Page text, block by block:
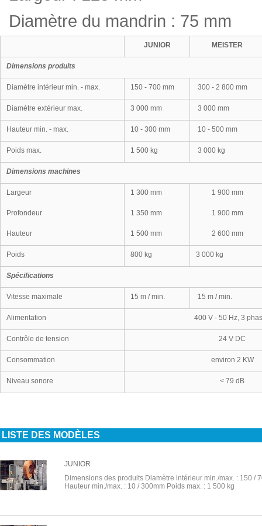
Diamètre du mandrin : 75 mm
JUNIOR MEISTER
Dimensions produits
Diamètre intérieur min. - max. 150 - 700 mm 300 - 2 800 mm
Diamètre extérieur max. 3 000 mm 3 000 mm
Hauteur min. - max. 10 - 300 mm 10 - 500 mm
Poids max. 1 500 kg 3 000 kg
Dimensions machines
Largeur
Profondeur
Hauteur
1 300 mm
1 350 mm
1 500 mm
1 900 mm
1 900 mm
2 600 mm
Poids 800 kg 3 000 kg
Spécifications
Vitesse maximale 15 m / min. 15 m / min.
Alimentation 400 V - 50 Hz, 3
Contrôle de tension 24 V DC
Consommation environ 2 KW
Niveau sonore < 79 dB
LISTE DES MODÈLES
JUNIOR
Dimensions des produits Diamètre intérieur min./max. : 150 /
Hauteur min./max. : 10 / 300mm Poids max. : 1 500 kg